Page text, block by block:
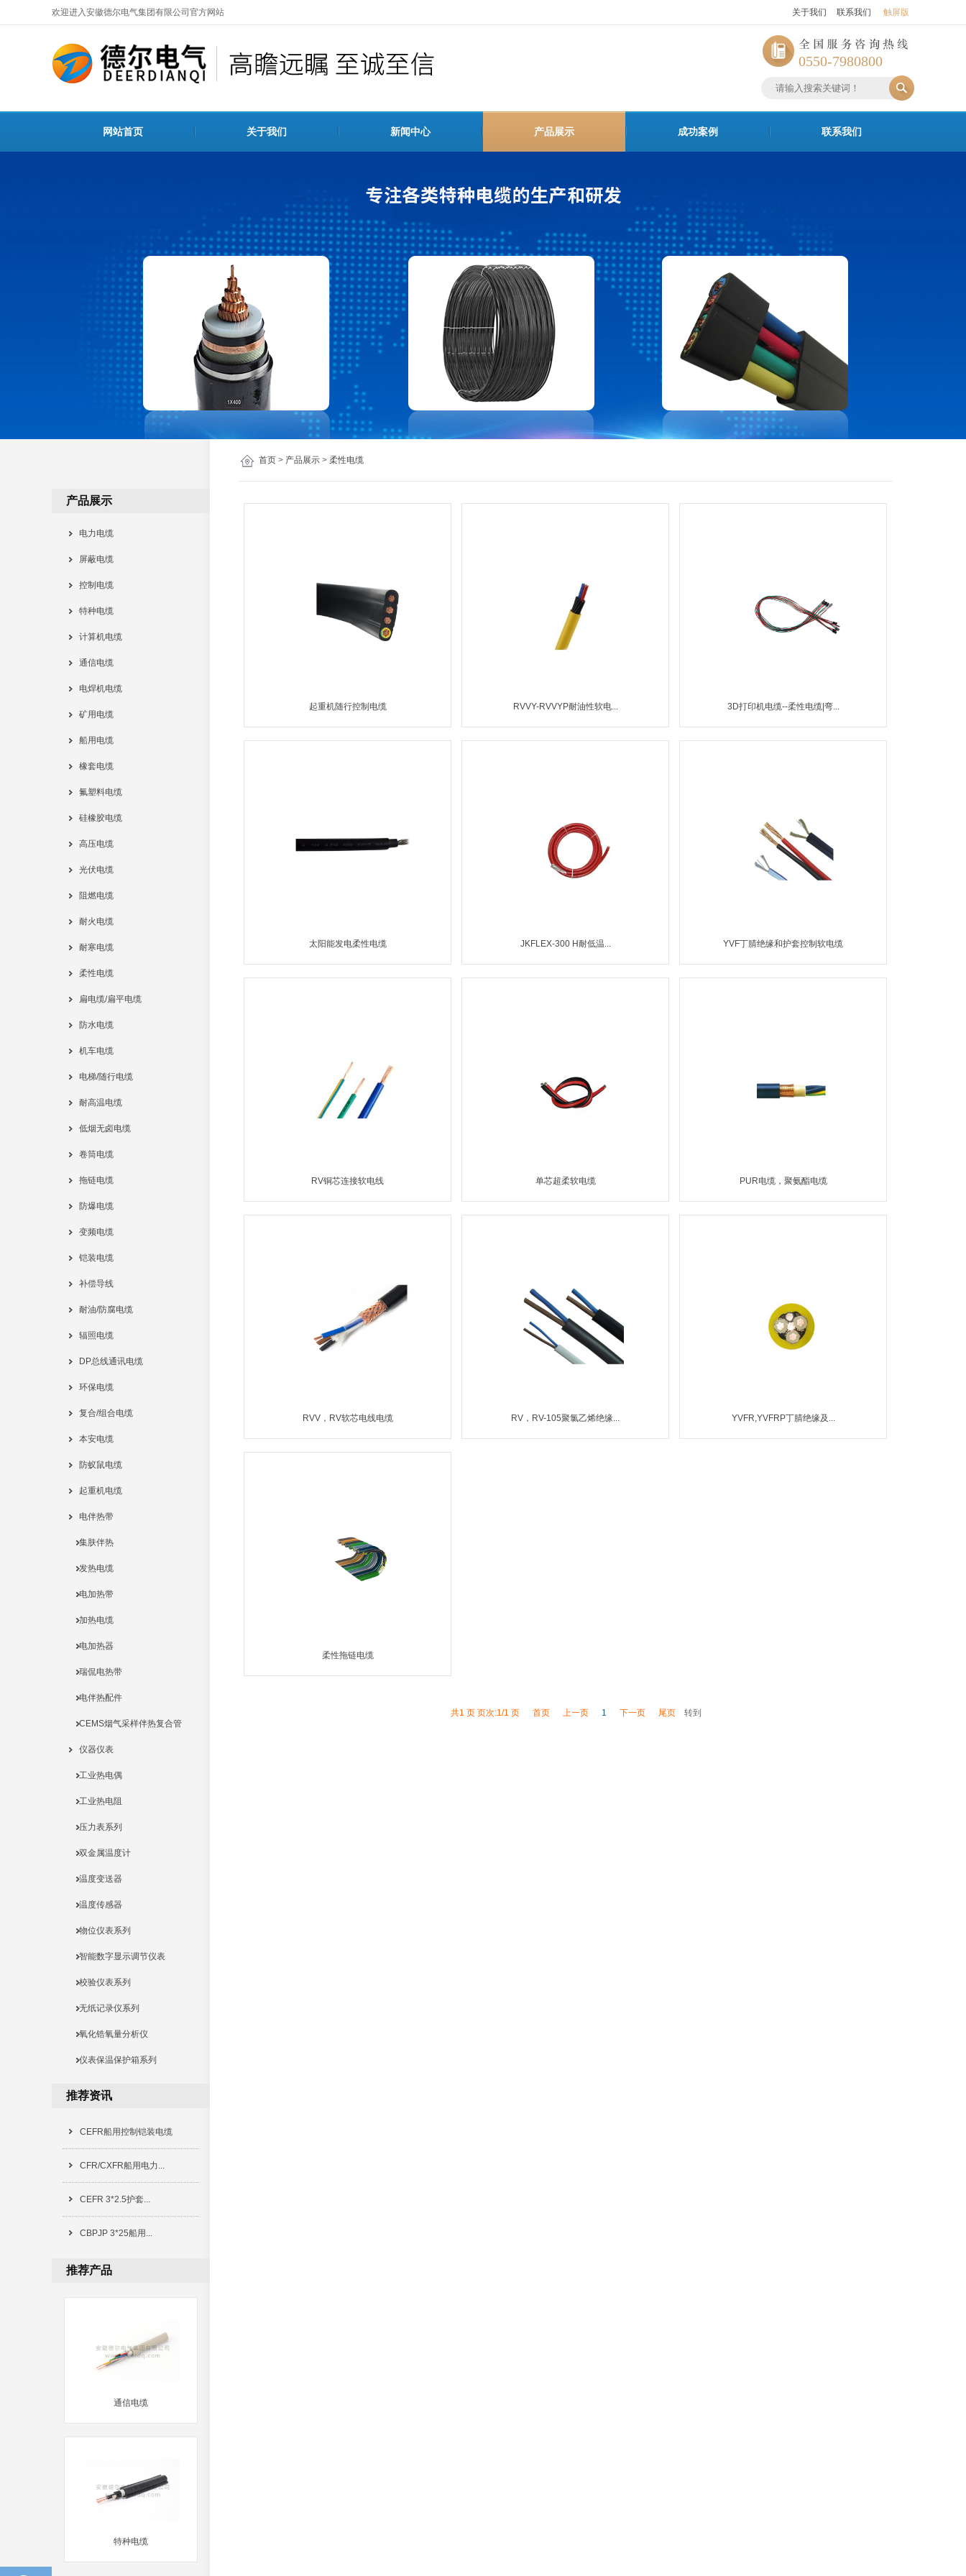
欢迎进入安徽德尔电气集团有限公司官方网站 关于我们 联系我们 触屏版
0550-7980800
网站首页 关于我们 新闻中心 产品展示 成功案例 联系我们
首页 > 产品展示 > 柔性电缆
产品展示
电力电缆
屏蔽电缆
控制电缆
特种电缆
计算机电缆
通信电缆
电焊机电缆
矿用电缆
船用电缆
橡套电缆
氟塑料电缆
硅橡胶电缆
高压电缆
光伏电缆
阻燃电缆
耐火电缆
耐寒电缆
柔性电缆
扁电缆/扁平电缆
防水电缆
机车电缆
电梯/随行电缆
耐高温电缆
低烟无卤电缆
卷筒电缆
拖链电缆
防爆电缆
变频电缆
铠装电缆
补偿导线
耐油/防腐电缆
辐照电缆
DP总线通讯电缆
环保电缆
复合/组合电缆
本安电缆
防蚁鼠电缆
起重机电缆
电伴热带
集肤伴热
发热电缆
电加热带
加热电缆
电加热器
瑞侃电热带
电伴热配件
CEMS烟气采样伴热复合管
仪器仪表
工业热电偶
工业热电阻
压力表系列
双金属温度计
温度变送器
温度传感器
物位仪表系列
智能数字显示调节仪表
校验仪表系列
无纸记录仪系列
氧化锆氧量分析仪
仪表保温保护箱系列
推荐资讯
CEFR船用控制铠装电缆
CFR/CXFR船用电力...
CEFR 3*2.5护套...
CBPJP 3*25船用...
推荐产品
通信电缆
MORE
特种电缆
起重机随行控制电缆
MORE
RVVY-RVVYP耐油性软电...
MORE
3D打印机电缆--柔性电缆|弯...
MORE
太阳能发电柔性电缆
MORE
JKFLEX-300 H耐低温...
MORE
YVF丁腈绝缘和护套控制软电缆
MORE
RV铜芯连接软电线
MORE
单芯超柔软电缆
MORE
PUR电缆，聚氨酯电缆
MORE
RVV，RV软芯电线电缆
MORE
RV，RV-105聚氯乙烯绝缘... YVFR,YVFRP丁腈绝缘及...
柔性拖链电缆
共1 页 页次:1/1 页 首页 上一页 1 下一页 尾页 转到